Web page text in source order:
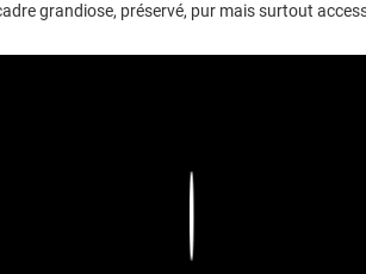
grandiose, préservé, pur mais surtout